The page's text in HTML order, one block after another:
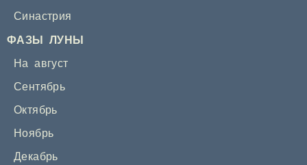
Синастрия
ФАЗЫ ЛУНЫ
На август
Сентябрь
Октябрь
Ноябрь
Декабрь